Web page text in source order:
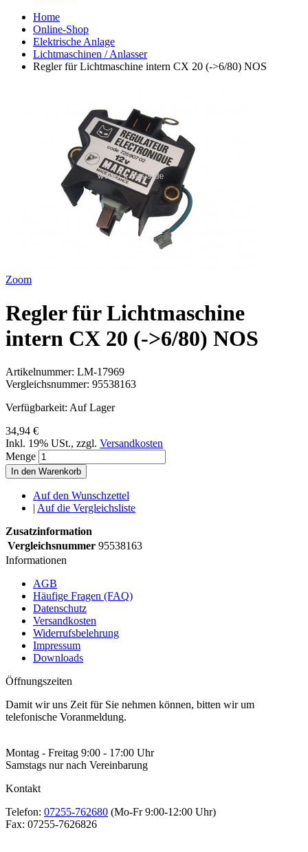
Home
Online-Shop
Elektrische Anlage
Lichtmaschinen / Anlasser
Regler für Lichtmaschine intern CX 20 (->6/80) NOS
Zoom
Regler für Lichtmaschine
intern CX 20 (->6/80) NOS
Artikelnummer: LM-17969
Vergleichsnummer: 95538163
Verfügbarkeit: Auf Lager
34,94 €
Inkl. 19% USt., zzgl. Versandkosten
Menge
In den Warenkorb
Auf den Wunschzettel
| Auf die Vergleichsliste
Zusatzinformation
Vergleichsnummer 95538163
Informationen
AGB
Häufige Fragen (FAQ)
Datenschutz
Versandkosten
Widerrufsbelehrung
Impressum
Downloads
Öffnungszeiten
Damit wir uns Zeit für Sie nehmen können, bitten wir um
telefonische Voranmeldung.
Montag - Freitag 9:00 - 17:00 Uhr
Samstags nur nach Vereinbarung
Kontakt
Telefon: 07255-762680 (Mo-Fr 9:00-12:00 Uhr)
Fax: 07255-7626826